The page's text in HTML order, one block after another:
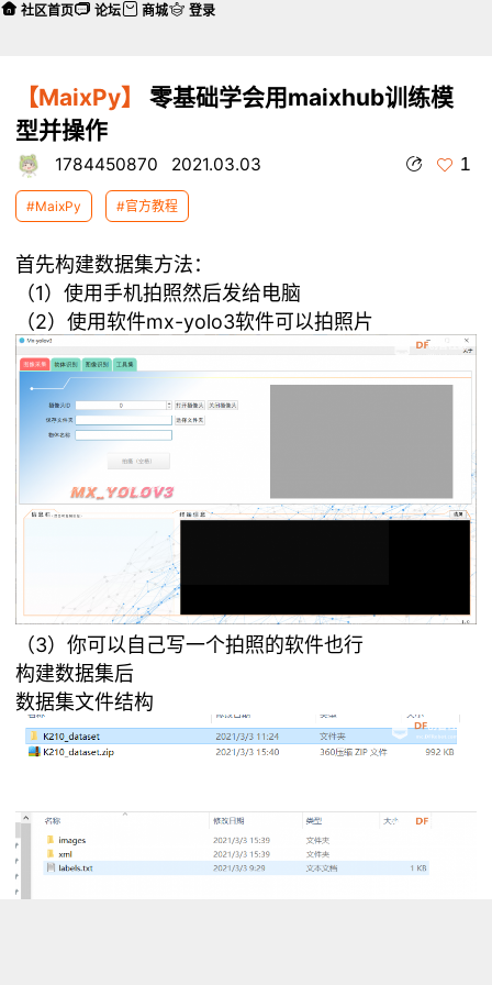
【MaixPy】
零基础学会用maixhub训练模
型并操作
1784450870 2021.03.03 1
#MaixPy #官方教程
首先构建数据集方法：
（1）使用手机拍照然后发给电脑
（2）使用软件mx-yolo3软件可以拍照片
（3）你可以自己写一个拍照的软件也行
构建数据集后
数据集文件结构
社区首页 论坛 商城 登录